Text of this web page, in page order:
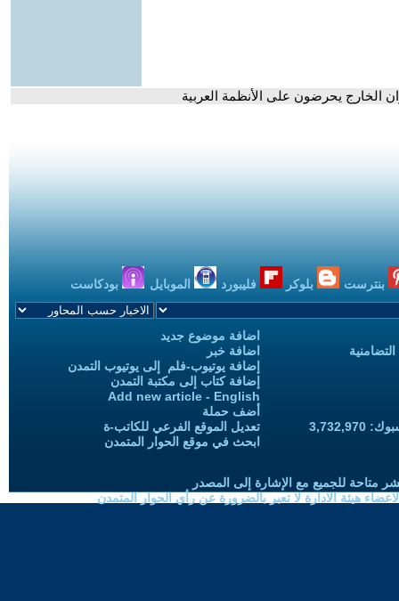
الخارج يحرضون على الأنظمة العربية
بنترست بلوكر فليبورد الموبايل بودكاست
اضافة موضوع جديد
اضافة خبر
إضافة يوتيوب-فلم إلى يوتيوب التمدن
إضافة كتاب إلى مكتبة التمدن
Add new article - English
أضف حملة
تعديل الموقع الفرعي للكاتب-ة
ابحث في موقع الحوار المتمدن
متاحة للجميع مع الإشارة إلى المصدر
هيئة الادارة لا تعبر بالضرورة عن رأي الحوار المتمدن